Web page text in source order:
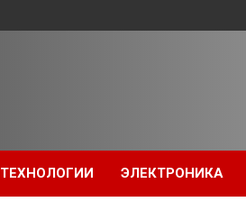
ТЕХНОЛОГИИ ЭЛЕКТРОНИКА